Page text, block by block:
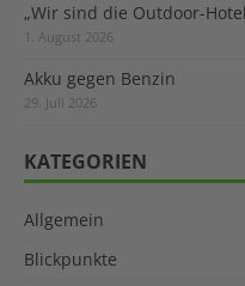
„Wir sind die Outdoor-
1. August 2026
Akku gegen Benzin
29. Juli 2026
KATEGORIEN
Allgemein
Blickpunkte